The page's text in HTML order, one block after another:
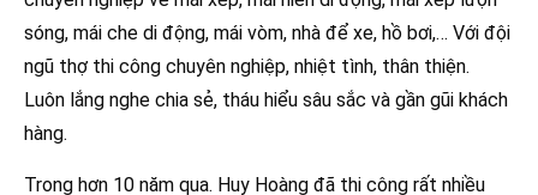
sóng, mái che di động, mái vòm, nhà để xe, hồ bơi,… Với đội
ngũ thợ thi công chuyên nghiệp, nhiệt tình, thân thiện.
Luôn lắng nghe chia sẻ, tháu hiểu sâu sắc và gần gũi khách
hàng.
Trong hơn 10 năm qua. Huy Hoàng đã thi công rất nhiều